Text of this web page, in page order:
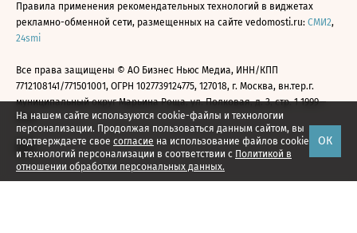
На нашем сайте используются cookie-файлы и технологии
персонализации. Продолжая пользоваться данным сайтом, вы
подтверждаете свое согласие на использование файлов cookie
и технологий персонализации в соответствии с Политикой в
отношении обработки персональных данных.
ОК
Правила применения рекомендательных технологий в виджетах
рекламно-обменной сети, размещенных на сайте vedomosti.ru: СМИ2,
24smi
Все права защищены © АО Бизнес Ньюс Медиа, ИНН/КПП
7712108141/771501001, ОГРН 1027739124775, 127018, г. Москва, вн.тер.г.
муниципальный округ Марьина Роща, ул. Полковая, д. 3, стр. 1 1999—
2026